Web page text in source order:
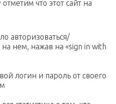
что этот сайт на
авторизоваться/
на нем, нажав на «sign in with
логин и пароль от своего